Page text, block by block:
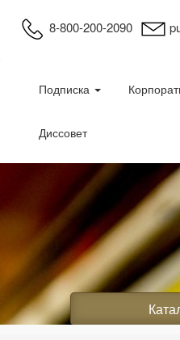
8-800-200-2090
Подписка
Диссовет